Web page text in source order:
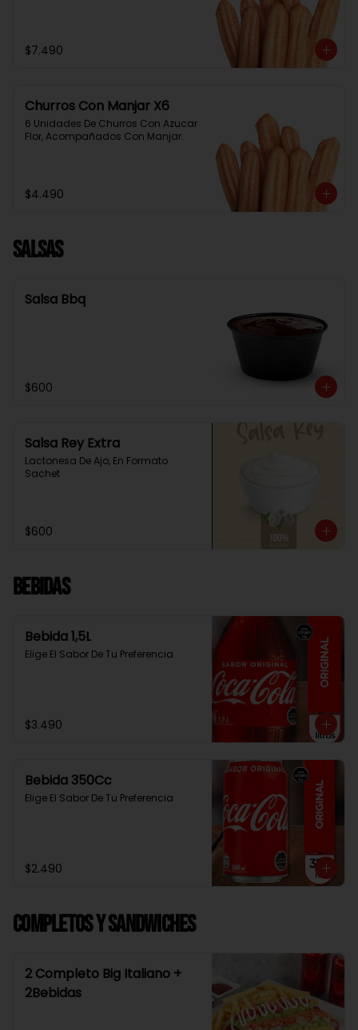
$7.490
Churros Con Manjar X6
6 Unidades De Churros Con Azucar
Flor, Acompañados Con Manjar.
$4.490
Salsas
Salsa Bbq
$600
Salsa Rey Extra
Lactonesa De Ajo, En Formato
Sachet
$600
Bebidas
Bebida 1,5L
Elige El Sabor De Tu Preferencia
$3.490
Bebida 350Cc
Elige El Sabor De Tu Preferencia
$2.490
Completos y Sandwiches
2 Completo Big Italiano +
2Bebidas